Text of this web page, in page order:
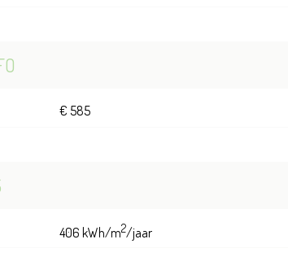
€ 585
406 kWh/m2/jaar